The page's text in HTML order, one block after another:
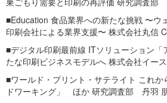
■Education 食品業界への新たな挑戦 〜ウ
印刷会社による業界支援〜 株式会社丸信
■デジタル印刷最前線 ITソリューション「
たな印刷ビジネスモデルへ 株式会社イー
■ワールド・プリント・サテライト これか
ドワーキング」 ほか 研究調査部 丹羽